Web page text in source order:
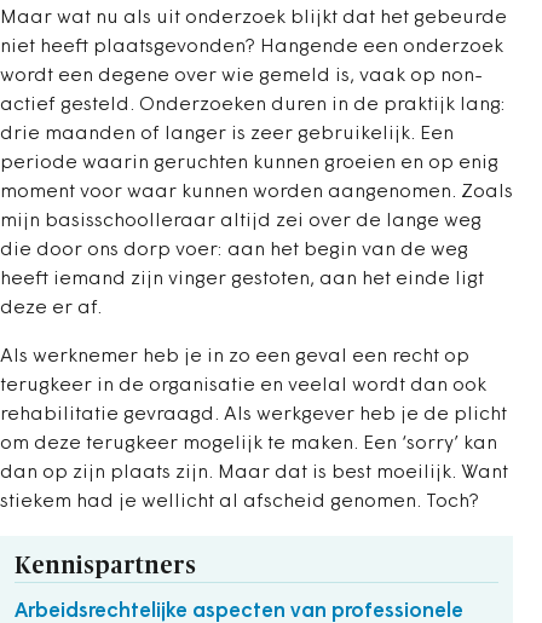
Maar wat nu als uit onderzoek blijkt dat het gebeurde
niet heeft plaatsgevonden? Hangende een onderzoek
wordt een degene over wie gemeld is, vaak op non-
actief gesteld. Onderzoeken duren in de praktijk lang:
drie maanden of langer is zeer gebruikelijk. Een
periode waarin geruchten kunnen groeien en op enig
moment voor waar kunnen worden aangenomen. Zoals
mijn basisschoolleraar altijd zei over de lange weg
die door ons dorp voer: aan het begin van de weg
heeft iemand zijn vinger gestoten, aan het einde ligt
deze er af.
Als werknemer heb je in zo een geval een recht op
terugkeer in de organisatie en veelal wordt dan ook
rehabilitatie gevraagd. Als werkgever heb je de plicht
om deze terugkeer mogelijk te maken. Een ‘sorry’ kan
dan op zijn plaats zijn. Maar dat is best moeilijk. Want
stiekem had je wellicht al afscheid genomen. Toch?
Kennispartners
Arbeidsrechtelijke aspecten van professionele